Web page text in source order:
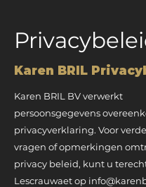
Karen BRIL
Karen BRIL BV verwerkt
persoonsgegevens
privacyverklaring. Voor
vragen of opmerkingen
privacy beleid, kunt u
Lescrauwaet op